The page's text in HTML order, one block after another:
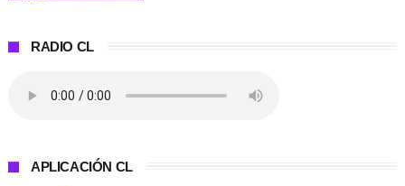
RADIO CL
APLICACIÓN CL